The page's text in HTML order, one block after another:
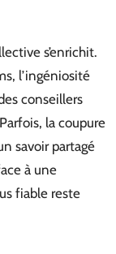
s’enrichit.
l’ingéniosité
conseillers
la coupure
savoir partagé
à une
fiable reste